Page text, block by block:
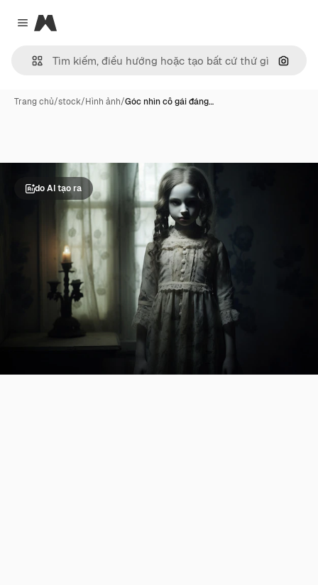
Close menu
Magnific
Tìm
Trang chủ/stock/Hình ảnh/Góc nhìn cô gái đáng…
do AI tạo ra